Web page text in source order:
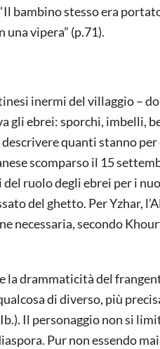
bambino stesso era
vipera” (p.71).
inermi del villaggio –
gli ebrei: sporchi, imbelli,
quanti stanno
scomparso il 15
ruolo degli ebrei per i
del ghetto. Per Yzhar,
necessaria, secondo
drammaticità del
di diverso, più
Il personaggio non si
Pur non essendo